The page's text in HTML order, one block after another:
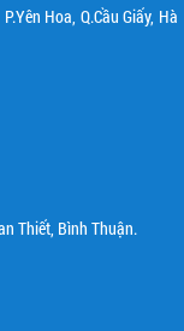
Hoa, Q.Cầu Giấy, Hà
Thiết, Bình Thuận.